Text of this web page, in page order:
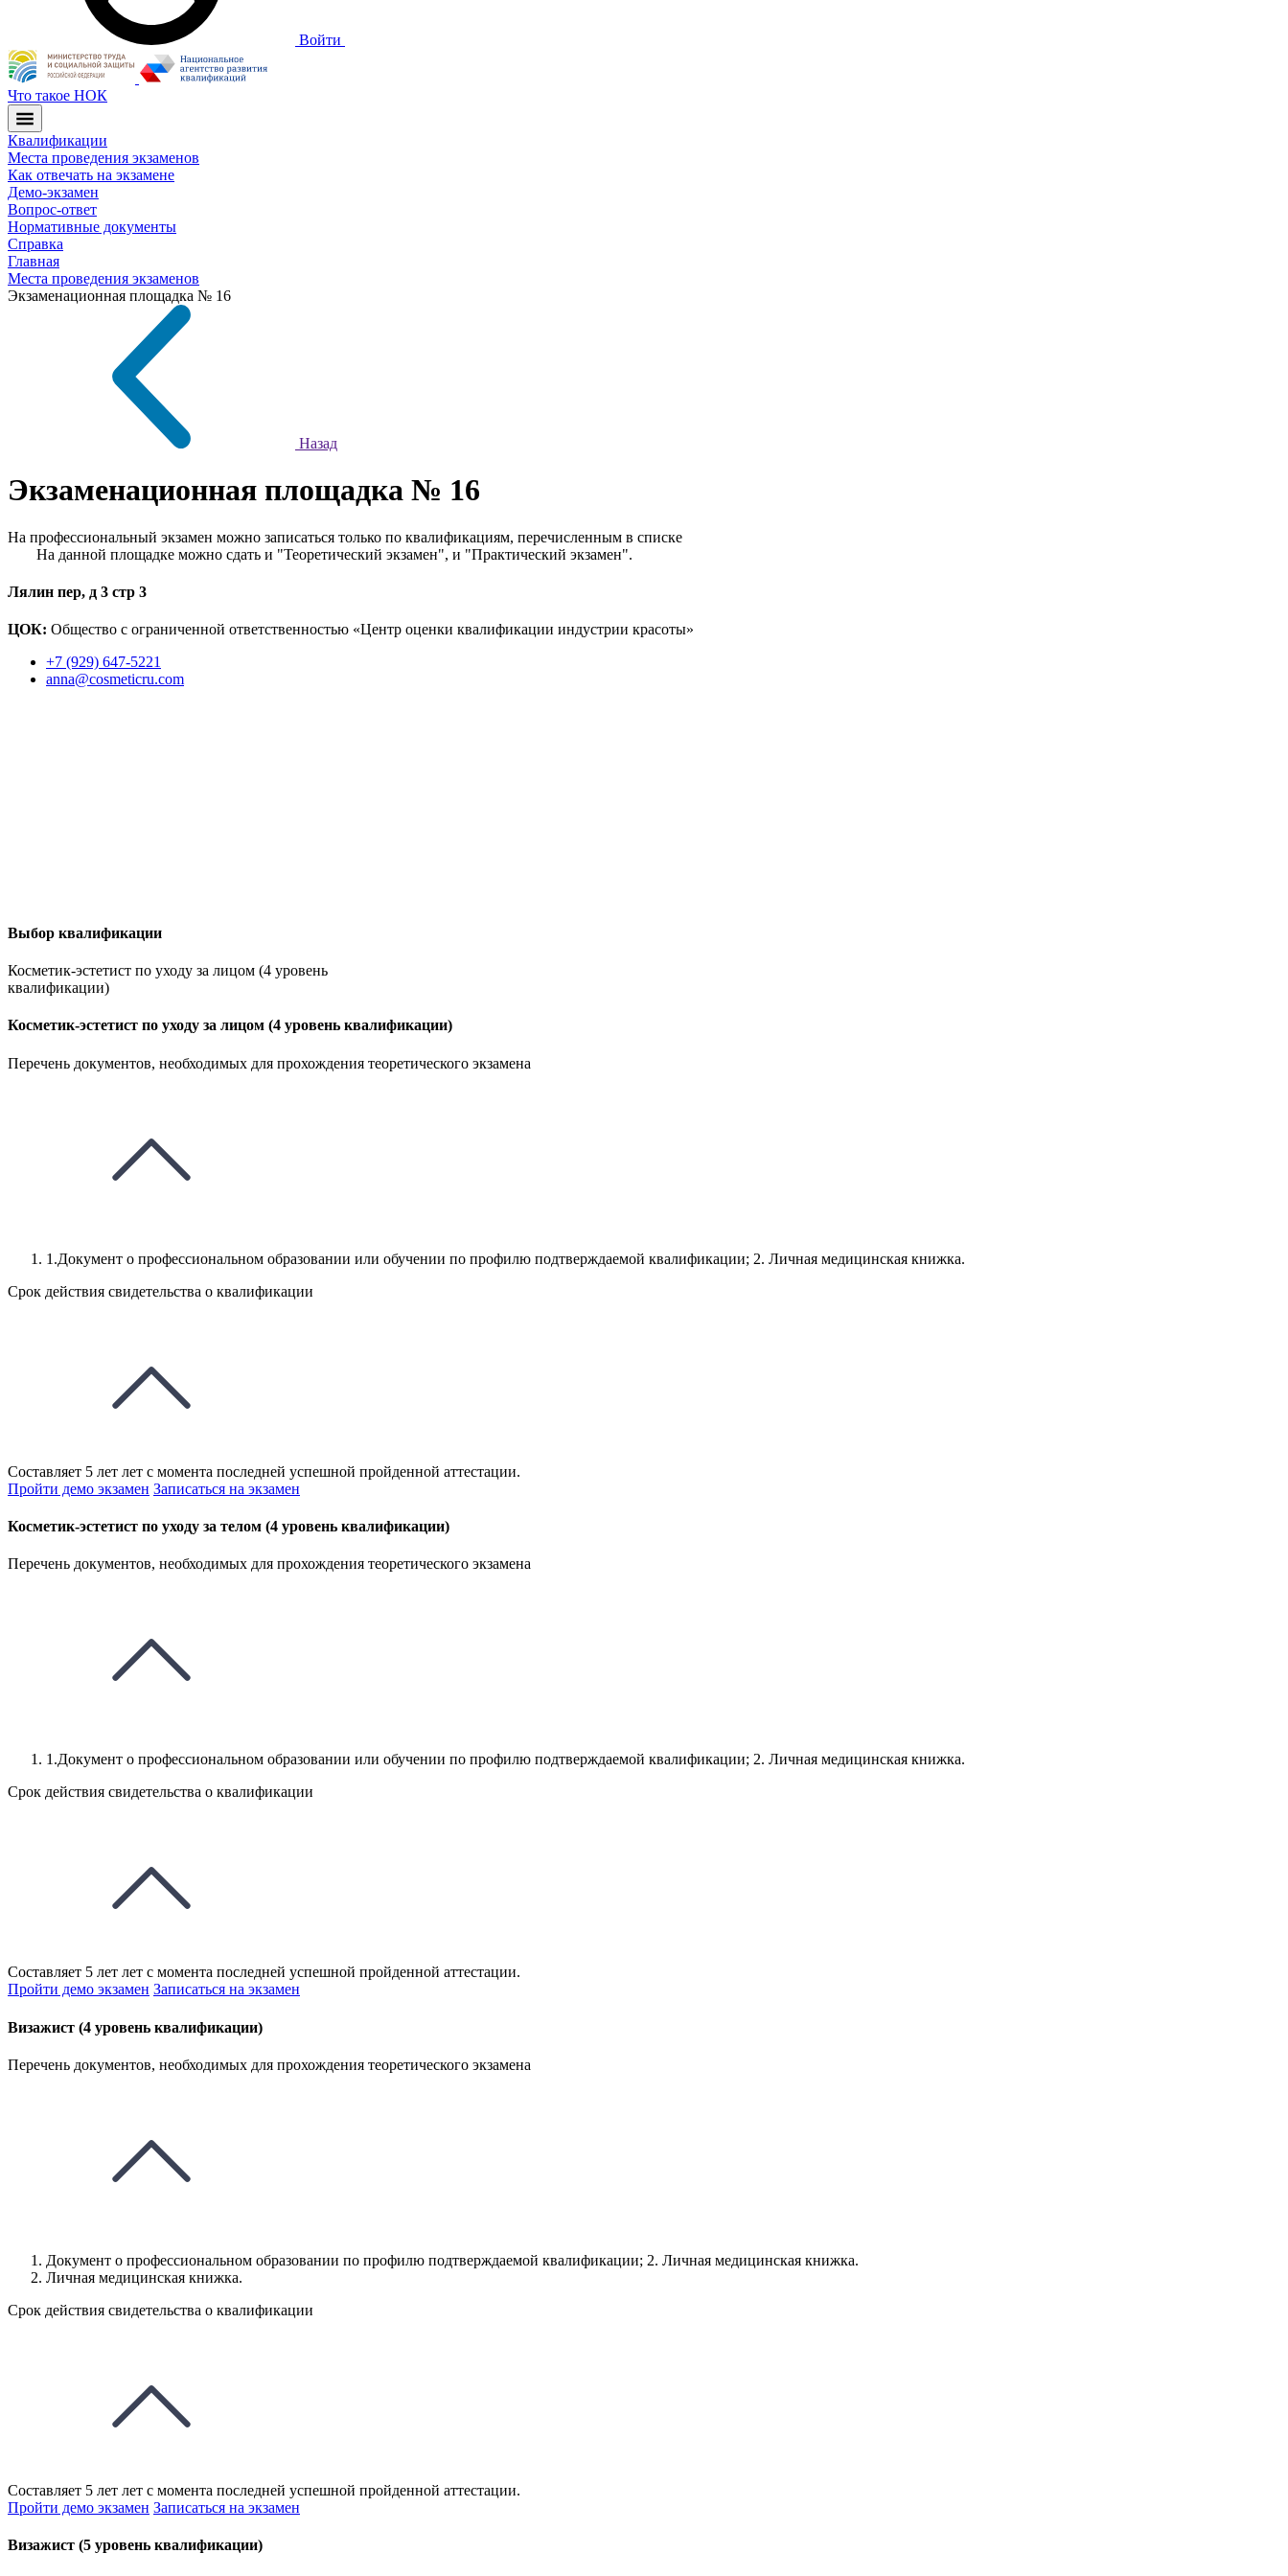
Войти
Что такое НОК
Квалификации
Места проведения экзаменов
Как отвечать на экзамене
Демо-экзамен
Вопрос-ответ
Нормативные документы
Справка
Главная
Места проведения экзаменов
Экзаменационная площадка № 16
Назад
Экзаменационная площадка № 16
На профессиональный экзамен можно записаться только по квалификациям, перечисленным в списке
На данной площадке можно сдать и "Теоретический экзамен", и "Практический экзамен".
Лялин пер, д 3 стр 3
ЦОК: Общество с ограниченной ответственностью «Центр оценки квалификации индустрии красоты»
+7 (929) 647-5221
anna@cosmeticru.com
Выбор квалификации
Косметик-эстетист по уходу за лицом (4 уровень
квалификации)
Косметик-эстетист по уходу за лицом (4 уровень квалификации)
Перечень документов, необходимых для прохождения теоретического экзамена
1.Документ о профессиональном образовании или обучении по профилю подтверждаемой квалификации; 2. Личная медицинская книжка.
Срок действия свидетельства о квалификации
Составляет 5 лет лет с момента последней успешной пройденной аттестации.
Пройти демо экзамен Записаться на экзамен
Косметик-эстетист по уходу за телом (4 уровень квалификации)
Перечень документов, необходимых для прохождения теоретического экзамена
1.Документ о профессиональном образовании или обучении по профилю подтверждаемой квалификации; 2. Личная медицинская книжка.
Срок действия свидетельства о квалификации
Составляет 5 лет лет с момента последней успешной пройденной аттестации.
Пройти демо экзамен Записаться на экзамен
Визажист (4 уровень квалификации)
Перечень документов, необходимых для прохождения теоретического экзамена
Документ о профессиональном образовании по профилю подтверждаемой квалификации; 2. Личная медицинская книжка.
Личная медицинская книжка.
Срок действия свидетельства о квалификации
Составляет 5 лет лет с момента последней успешной пройденной аттестации.
Пройти демо экзамен Записаться на экзамен
Визажист (5 уровень квалификации)